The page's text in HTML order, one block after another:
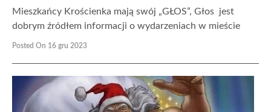
Mieszkańcy Krościenka mają swój „GŁOS”, Głos jest
dobrym źródłem informacji o wydarzeniach w mieście
Posted On 16 gru 2023